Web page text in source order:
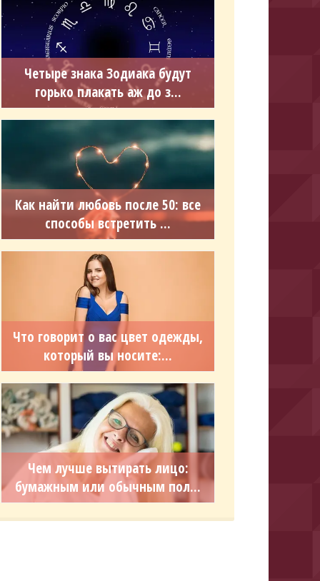
Четыре знака Зодиака будут
горько плакать аж до з...
Как найти любовь после 50: все
способы встретить ...
Что говорит о вас цвет одежды,
который вы носите:...
Чем лучше вытирать лицо:
бумажным или обычным пол...